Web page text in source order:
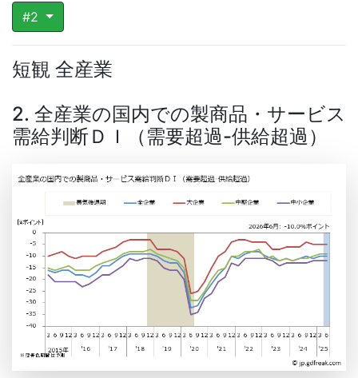
#2
短観 全産業
2. 全産業の国内での製商品・サービス
需給判断ＤＩ（需要超過-供給超過）